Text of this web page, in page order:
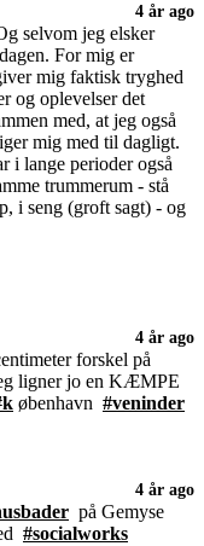
4 år ago
selvom jeg elsker
For mig er
mig faktisk tryghed
og oplevelser det
med, at jeg også
mig med til dagligt.
i lange perioder også
trummerum - stå
i seng (groft sagt) - og
4 år ago
forskel på
ligner jo en KÆMPE
øbenhavn #veninder
4 år ago
på Gemyse
#socialworks